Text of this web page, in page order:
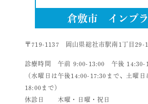
〒719-1137 岡山県総社市駅南1丁目29-1
診療時間 午前 9:00-13:00 午後 14:30-
（水曜日は午後14:00-17:30まで、土曜日
18:00まで）
休診日 木曜・日曜・祝日